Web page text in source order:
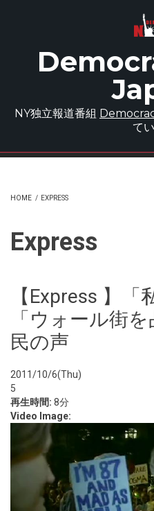
NY独立報道番組
て
HOME / EXPRESS
Express
【Express 】「
「ウォール街
民の声
2011/10/6(Thu)
5
再生時間: 8分
Video Image: